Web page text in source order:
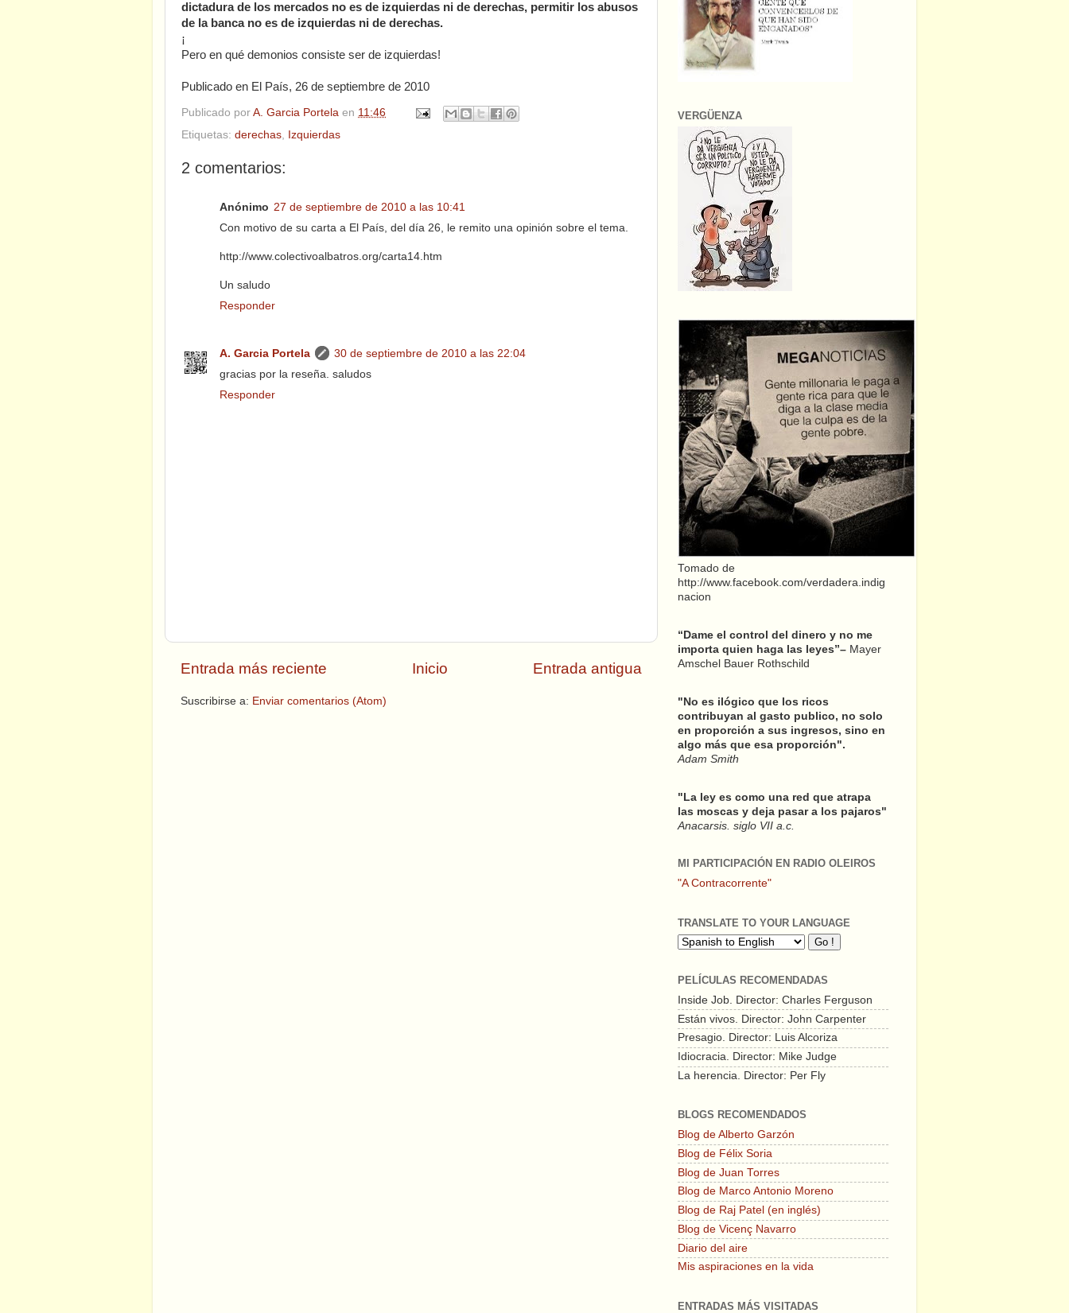
dictadura de los mercados no es de izquierdas ni de derechas, permitir los abusos
de la banca no es de izquierdas ni de derechas.
¡
Pero en qué demonios consiste ser de izquierdas!
Publicado en El País, 26 de septiembre de 2010
Publicado por A. Garcia Portela en 11:46
Etiquetas: derechas Izquierdas
2 comentarios:
Anónimo 27 de septiembre de 2010 a las 10:41
Con motivo de su carta a El País, del día 26, le remito una opinión sobre el tema.
http://www.colectivoalbatros.org/carta14.htm
Un saludo
Responder
A. Garcia Portela
30 de septiembre de 2010 a las 22:04
gracias por la reseña. saludos
Responder
Entrada más reciente Entrada antigua
Inicio
Suscribirse a: Enviar comentarios (Atom)
VERGÜENZA
Tomado de
http://www.facebook.com/verdadera.indig
nacion
“Dame el control del dinero y no me
importa quien haga las leyes”– Mayer
Amschel Bauer Rothschild
"No es ilógico que los ricos
contribuyan al gasto publico, no solo
en proporción a sus ingresos, sino en
algo más que esa proporción".
Adam Smith
"La ley es como una red que atrapa
las moscas y deja pasar a los pajaros"
Anacarsis. siglo VII a.c.
MI PARTICIPACIÓN EN RADIO OLEIROS
"A Contracorrente"
TRANSLATE TO YOUR LANGUAGE
PELÍCULAS RECOMENDADAS
Inside Job. Director: Charles Ferguson
Están vivos. Director: John Carpenter
Presagio. Director: Luis Alcoriza
Idiocracia. Director: Mike Judge
La herencia. Director: Per Fly
BLOGS RECOMENDADOS
Blog de Alberto Garzón
Blog de Félix Soria
Blog de Juan Torres
Blog de Marco Antonio Moreno
Blog de Raj Patel (en inglés)
Blog de Vicenç Navarro
Diario del aire
Mis aspiraciones en la vida
ENTRADAS MÁS VISITADAS